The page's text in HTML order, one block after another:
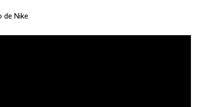
de Nike